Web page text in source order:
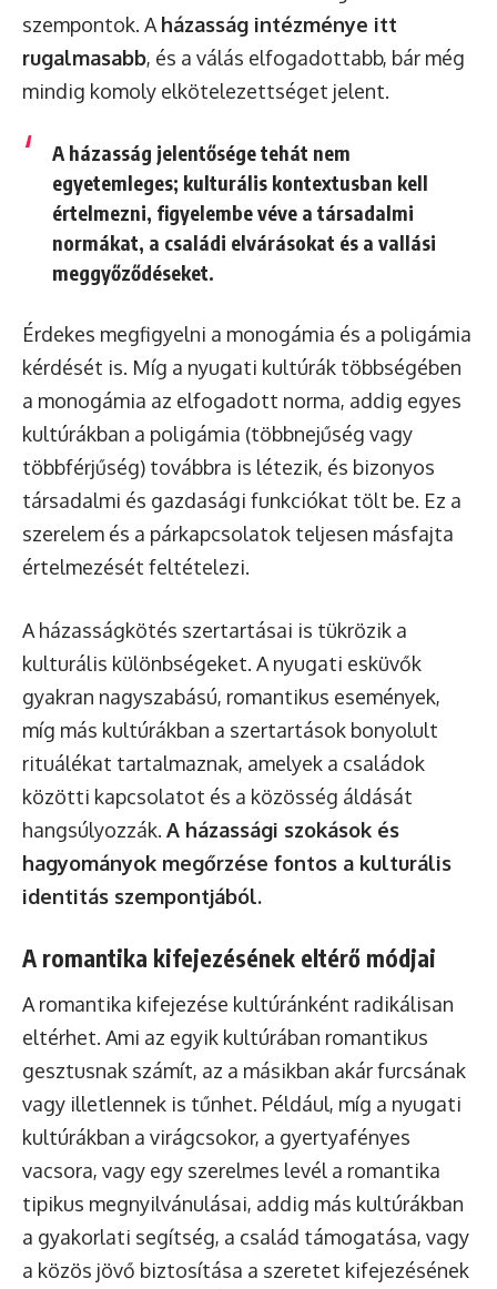
szempontok. A házasság intézménye itt
rugalmasabb, és a válás elfogadottabb, bár még
mindig komoly elkötelezettséget jelent.
A házasság jelentősége tehát nem
egyetemleges; kulturális kontextusban kell
értelmezni, figyelembe véve a társadalmi
normákat, a családi elvárásokat és a vallási
meggyőződéseket.
Érdekes megfigyelni a monogámia és a poligámia
kérdését is. Míg a nyugati kultúrák többségében
a monogámia az elfogadott norma, addig egyes
kultúrákban a poligámia (többnejűség vagy
többférjűség) továbbra is létezik, és bizonyos
társadalmi és gazdasági funkciókat tölt be. Ez a
szerelem és a párkapcsolatok teljesen másfajta
értelmezését feltételezi.
A házasságkötés szertartásai is tükrözik a
kulturális különbségeket. A nyugati esküvők
gyakran nagyszabású, romantikus események,
míg más kultúrákban a szertartások bonyolult
rituálékat tartalmaznak, amelyek a családok
közötti kapcsolatot és a közösség áldását
hangsúlyozzák. A házassági szokások és
hagyományok megőrzése fontos a kulturális
identitás szempontjából.
A romantika kifejezésének eltérő módjai
A romantika kifejezése kultúránként radikálisan
eltérhet. Ami az egyik kultúrában romantikus
gesztusnak számít, az a másikban akár furcsának
vagy illetlennek is tűnhet. Például, míg a nyugati
kultúrákban a virágcsokor, a gyertyafényes
vacsora, vagy egy szerelmes levél a romantika
tipikus megnyilvánulásai, addig más kultúrákban
a gyakorlati segítség, a család támogatása, vagy
a közös jövő biztosítása a szeretet kifejezésének